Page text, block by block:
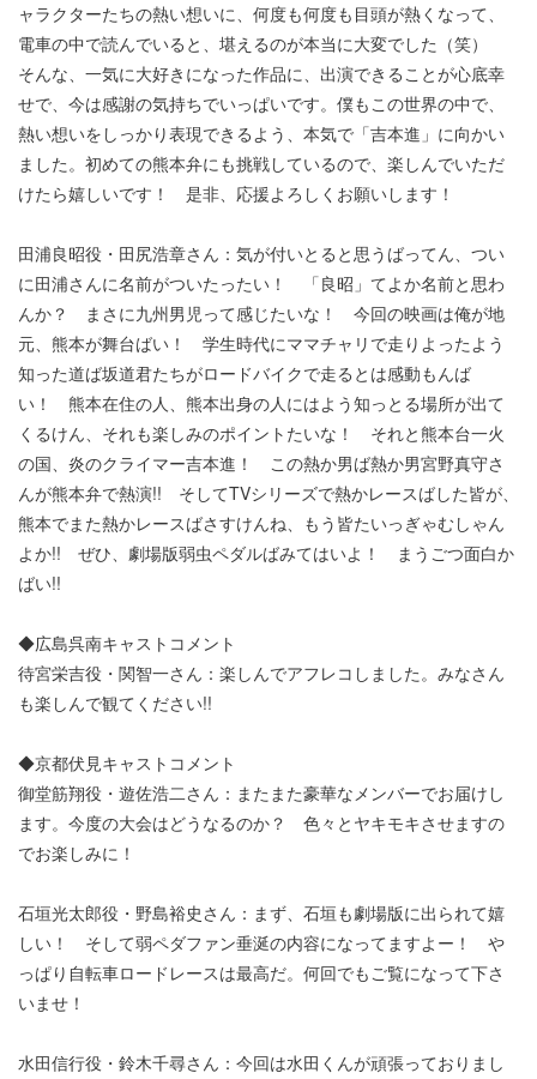
ャラクターたちの熱い想いに、何度も何度も目頭が熱くなって、
電車の中で読んでいると、堪えるのが本当に大変でした（笑）
そんな、一気に大好きになった作品に、出演できることが心底幸
せで、今は感謝の気持ちでいっぱいです。僕もこの世界の中で、
熱い想いをしっかり表現できるよう、本気で「吉本進」に向かい
ました。初めての熊本弁にも挑戦しているので、楽しんでいただ
けたら嬉しいです！ 是非、応援よろしくお願いします！
田浦良昭役・田尻浩章さん：気が付いとると思うばってん、つい
に田浦さんに名前がついたったい！ 「良昭」てよか名前と思わ
んか？ まさに九州男児って感じたいな！ 今回の映画は俺が地
元、熊本が舞台ばい！ 学生時代にママチャリで走りよったよう
知った道ば坂道君たちがロードバイクで走るとは感動もんば
い！ 熊本在住の人、熊本出身の人にはよう知っとる場所が出て
くるけん、それも楽しみのポイントたいな！ それと熊本台一火
の国、炎のクライマー吉本進！ この熱か男ば熱か男宮野真守さ
んが熊本弁で熱演!! そしてTVシリーズで熱かレースばした皆が、
熊本でまた熱かレースばさすけんね、もう皆たいっぎゃむしゃん
よか!! ぜひ、劇場版弱虫ペダルばみてはいよ！ まうごつ面白か
ばい!!
◆広島呉南キャストコメント
待宮栄吉役・関智一さん：楽しんでアフレコしました。みなさん
も楽しんで観てください!!
◆京都伏見キャストコメント
御堂筋翔役・遊佐浩二さん：またまた豪華なメンバーでお届けし
ます。今度の大会はどうなるのか？ 色々とヤキモキさせますの
でお楽しみに！
石垣光太郎役・野島裕史さん：まず、石垣も劇場版に出られて嬉
しい！ そして弱ペダファン垂涎の内容になってますよー！ や
っぱり自転車ロードレースは最高だ。何回でもご覧になって下さ
いませ！
水田信行役・鈴木千尋さん：今回は水田くんが頑張っておりまし